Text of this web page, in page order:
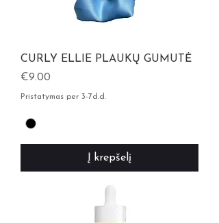
CURLY ELLIE PLAUKŲ GUMUTĖ
Kaina
€9.00
Pristatymas per 3-7d.d.
Į krepšelį